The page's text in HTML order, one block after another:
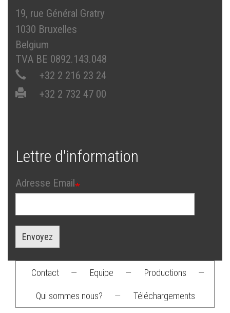
19, rue Général Gratry
1030 Bruxelles
Belgium
TVA BE 0892.143.048
+32 2 216 23 24
+32 2 732 47 00
Lettre d'information
Adresse Email
Envoyez
Footer
menu
Contact — Equipe — Productions —
Qui sommes nous? — Téléchargements